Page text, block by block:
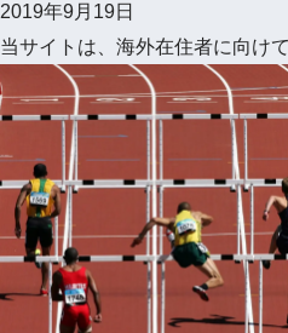
2019年9月19日
当サイトは、海外在住者に向け